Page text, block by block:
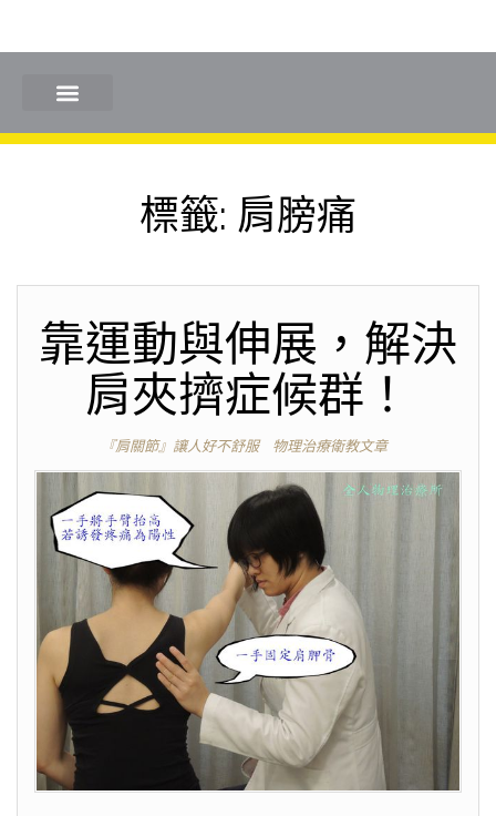
標籤: 肩膀痛
靠運動與伸展，解決
肩夾擠症候群！
『肩關節』讓人好不舒服 物理治療衛教文章